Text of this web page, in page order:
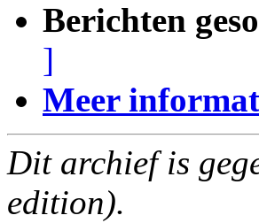
Berichten
]
Meer
Dit archief is
edition).